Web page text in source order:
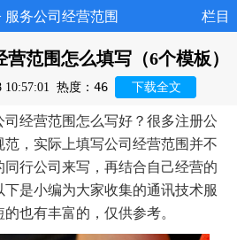
服务公司经营范围 栏目
范围怎么填写（6个模板）
10:57:01 热度： 46 下载全文
司经营范围怎么写好？很多注册公
，实际上填写公司经营范围并不
行公司来写，再结合自己经营的
是小编为大家收集的通讯技术服
也有丰富的，仅供参考。